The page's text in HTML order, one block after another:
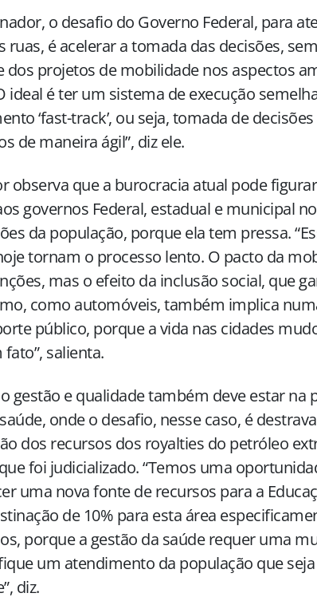
o desafio do Governo Federal, para
ruas, é acelerar a tomada das decisões,
dos projetos de mobilidade nos aspectos
ideal é ter um sistema de execução
‘fast-track’, ou seja, tomada de
de maneira ágil”, diz ele.
observa que a burocracia atual pode
governos Federal, estadual e municipal
da população, porque ela tem pressa.
tornam o processo lento. O pacto da
mas o efeito da inclusão social, que
como automóveis, também implica
público, porque a vida nas cidades
salienta.
gestão e qualidade também deve estar na
onde o desafio, nesse caso, é
dos recursos dos royalties do petróleo
foi judicializado. “Temos uma
uma nova fonte de recursos para a
de 10% para esta área
porque a gestão da saúde requer uma
um atendimento da população que
diz.